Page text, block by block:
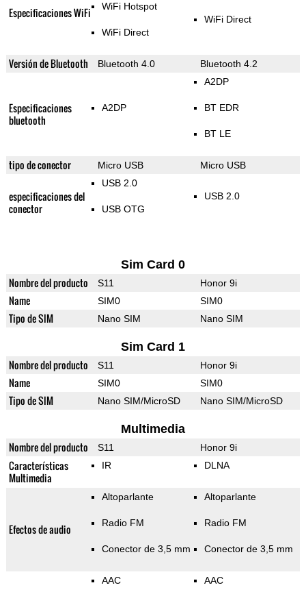
Especificaciones WiFi WiFi Hotspot
WiFi Direct
WiFi Direct
Versión de Bluetooth Bluetooth 4.0 Bluetooth 4.2
Especificaciones
bluetooth
A2DP
A2DP
BT EDR
BT LE
tipo de conector Micro USB Micro USB
especificaciones del
conector
USB 2.0
USB OTG
USB 2.0
Sim Card 0
Nombre del producto S11 Honor 9i
Name SIM0 SIM0
Tipo de SIM Nano SIM Nano SIM
Sim Card 1
Nombre del producto S11 Honor 9i
Name SIM0 SIM0
Tipo de SIM Nano SIM/MicroSD Nano SIM/MicroSD
Multimedia
Nombre del producto S11 Honor 9i
Características
Multimedia
IR DLNA
Efectos de audio
Altoparlante
Radio FM
Conector de 3,5 mm
Altoparlante
Radio FM
Conector de 3,5 mm
AAC AAC